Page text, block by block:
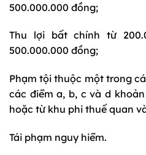
500.000.000 đồng;
Thu lợi bất chính từ
500.000.000 đồng;
Phạm tội thuộc một trong
các điểm a, b, c và d
hoặc từ khu phi thuế quan
Tái phạm nguy hiểm.